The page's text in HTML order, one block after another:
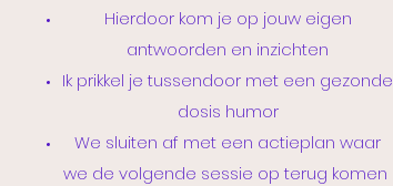
Hierdoor kom je op jouw eigen
antwoorden en inzichten
Ik prikkel je tussendoor met een gezonde
dosis humor
We sluiten af met een actieplan waar
we de volgende sessie op terug komen